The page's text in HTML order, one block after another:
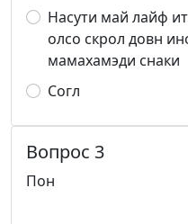
Насути май лайф
олсо скрол довн
мамахамэди снаки
Согл
Вопрос 3
Пон